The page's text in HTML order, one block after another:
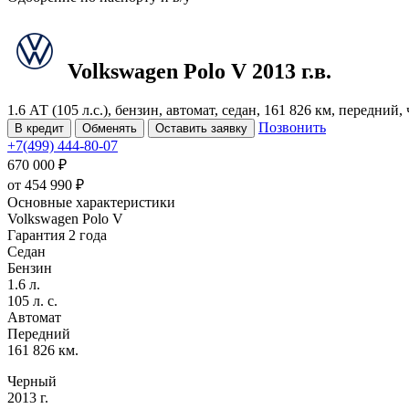
Volkswagen Polo V 2013 г.в.
1.6 АТ (105 л.с.), бензин, автомат, седан, 161 826 км, передний,
В кредит Обменять Оставить заявку
Позвонить
+7(499) 444-80-07
670 000 ₽
от 454 990 ₽
Основные характеристики
Volkswagen Polo V
Гарантия 2 года
Седан
Бензин
1.6 л.
105 л. с.
Автомат
Передний
161 826 км.
Черный
2013 г.